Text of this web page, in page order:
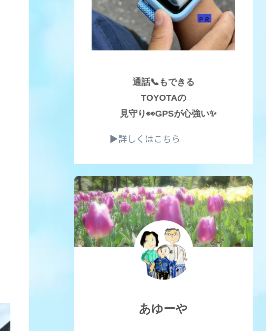
通話📞もできる
TOYOTAの
見守り👀GPSが心強い✨
▶詳しくはこちら
あゆーや